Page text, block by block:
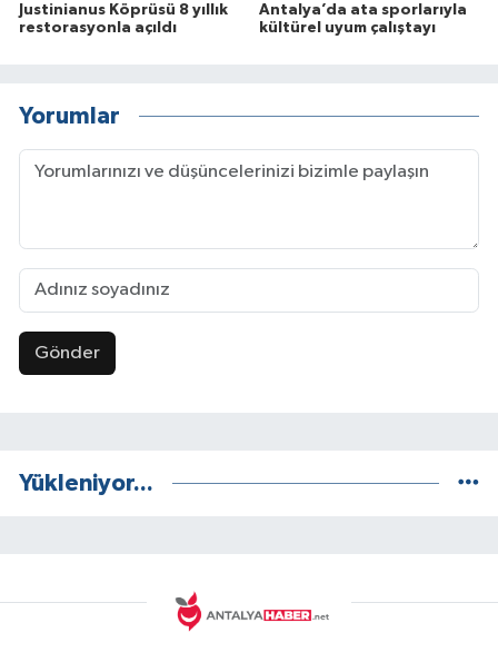
Justinianus Köprüsü 8 yıllık
restorasyonla açıldı
Antalya’da ata sporlarıyla
kültürel uyum çalıştayı
Yorumlar
Gönder
Yükleniyor...